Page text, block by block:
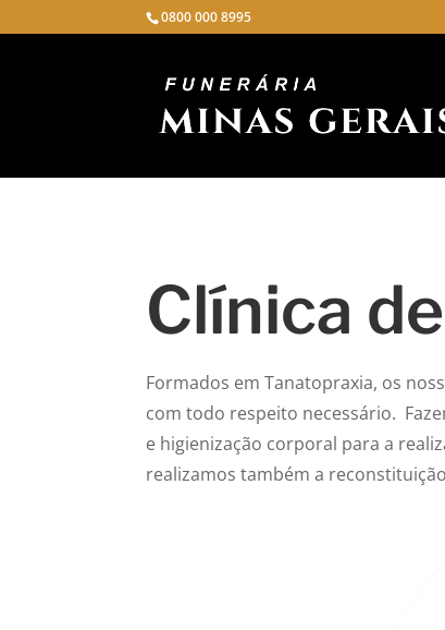
0800 000 8995
Clínica
Formados em Tanatopraxia, os
com todo respeito necessário.
e higienização corporal para a
realizamos também a